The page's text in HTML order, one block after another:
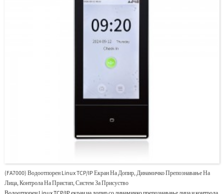
(FA7000) Водоотпорен Linux TCP/IP Екран На Допир, Динамичко Препознавање На
Лица, Контрола На Пристап, Систем За Присуство